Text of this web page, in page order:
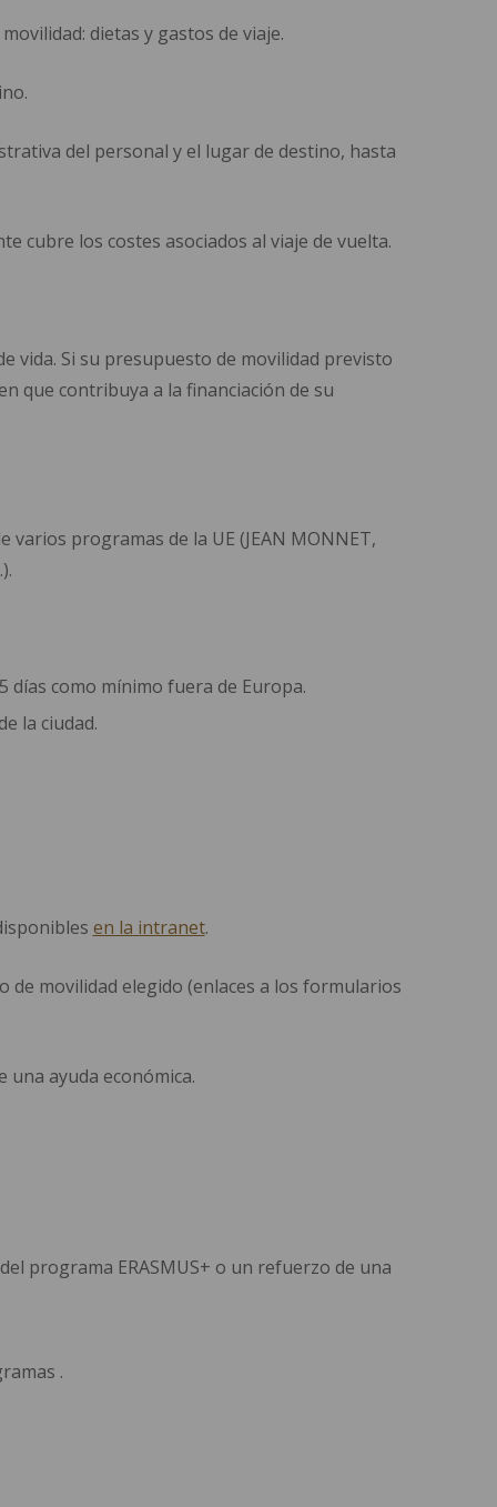
dietas y gastos de viaje.
del personal y el lugar de destino, hasta
cubre los costes asociados al viaje de vuelta.
vida. Si su presupuesto de movilidad previsto
que contribuya a la financiación de su
programas de la UE (JEAN MONNET,
días como mínimo fuera de Europa.
la ciudad.
en la intranet.
movilidad elegido (enlaces a los formularios
ayuda económica.
programa ERASMUS+ o un refuerzo de una
.